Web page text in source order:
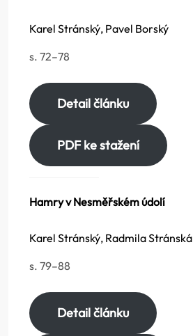
Karel Stránský, Pavel Borský
s. 72–78
Detail článku
PDF ke stažení
Hamry v Nesměřském údolí
Karel Stránský, Radmila Stránská
s. 79–88
Detail článku